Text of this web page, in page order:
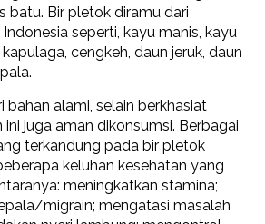
batu. Bir pletok diramu dari
seperti, kayu manis, kayu
cengkeh, daun jeruk, daun
bahan alami, selain berkhasiat
juga aman dikonsumsi. Berbagai
terkandung pada bir pletok
keluhan kesehatan yang
meningkatkan stamina;
migrain; mengatasi masalah